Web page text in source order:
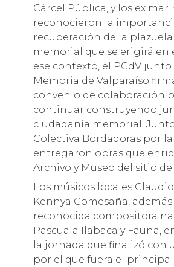
Cárcel Pública, y los ex
reconocieron la
recuperación de la plazuela
memorial que se erigirá en
ese contexto, el PCdV junto
Memoria de Valparaíso
convenio de colaboración
continuar construyendo
ciudadanía memorial.
Colectiva Bordadoras por la
entregaron obras que
Archivo y Museo del sitio de
Los músicos locales
Kennya Comesaña, además
reconocida compositora
Pascuala Ilabaca y Fauna,
la jornada que finalizó con
por el que fuera el